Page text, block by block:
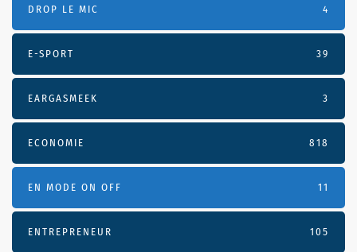
DROP LE MIC 4
E-SPORT 39
EARGASMEEK 3
ECONOMIE 818
EN MODE ON OFF 11
ENTREPRENEUR 105